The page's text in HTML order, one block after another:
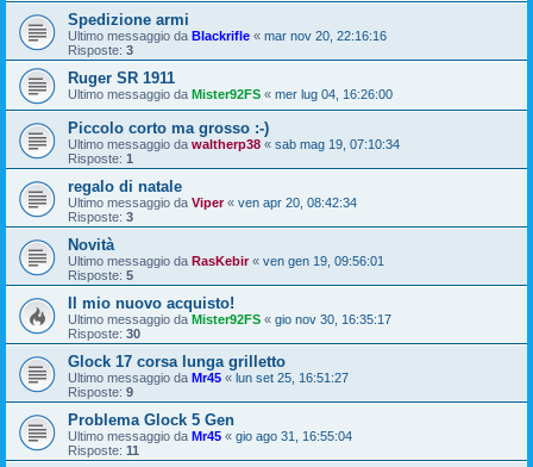
Spedizione armi
Ultimo messaggio da Blackrifle « mar nov 20, 22:16:16
Risposte: 3
Ruger SR 1911
Ultimo messaggio da Mister92FS « mer lug 04, 16:26:00
Piccolo corto ma grosso :-)
Ultimo messaggio da waltherp38 « sab mag 19, 07:10:34
Risposte: 1
regalo di natale
Ultimo messaggio da Viper« ven apr 20, 08:42:34
Risposte: 3
Novità
Ultimo messaggio da RasKebir« ven gen 19, 09:56:01
Risposte: 5
Il mio nuovo acquisto!
Ultimo messaggio da Mister92FS « gio nov 30, 16:35:17
Risposte: 30
Glock 17 corsa lunga grilletto
Ultimo messaggio da Mr45 « lun set 25, 16:51:27
Risposte: 9
Problema Glock 5 Gen
Ultimo messaggio da Mr45 « gio ago 31, 16:55:04
Risposte: 11